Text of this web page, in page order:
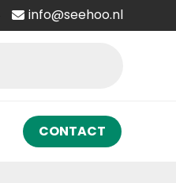
info@seehoo.nl
CONTACT